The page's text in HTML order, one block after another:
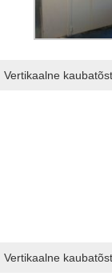
Vertikaalne
Vertikaalne